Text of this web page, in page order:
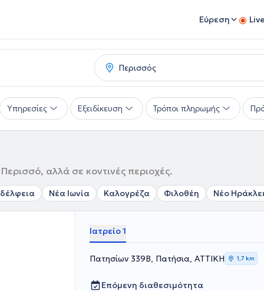
Εύρεση
Υπηρεσίες Εξειδίκευση Τρόποι πληρωμής
αλλά σε κοντινές περιοχές.
Νέα Ιωνία Καλογρέζα Φιλοθέη Νέο
Ιατρείο 1
Πατησίων 339Β, Πατήσια, ΑΤΤΙΚΗ 1,7 km
Επόμενη διαθεσιμότητα